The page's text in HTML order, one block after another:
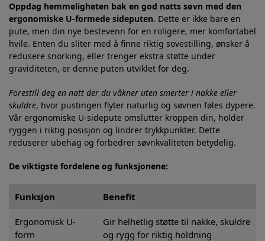
Oppdag hemmeligheten bak en god natts søvn med den
ergonomiske U-formede sideputen. Dette er ikke bare en
pute, men din nye bestevenn for en roligere, mer komfortabel
hvile. Enten du sliter med å finne riktig sovestilling, ønsker å
redusere snorking, eller trenger ekstra støtte under
graviditeten, er denne puten utviklet for deg.
Forestill deg en natt der du våkner uten smerter i nakke eller
skuldre, hvor pustingen flyter naturlig og søvnen føles dypere.
Vår ergonomiske U-sidepute omslutter kroppen din, holder
ryggen i riktig posisjon og lindrer trykkpunkter. Dette
reduserer ubehag og forbedrer søvnkvaliteten betydelig.
De viktigste fordelene og funksjonene:
Funksjon Benefit
Ergonomisk U-
form
Gir helhetlig støtte til nakke, skuldre
og rygg for riktig holdning